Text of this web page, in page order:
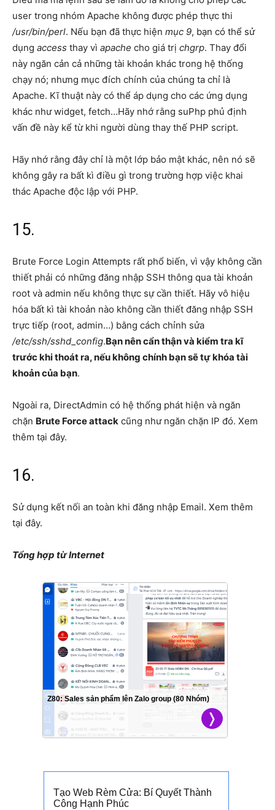
user trong nhóm Apache không được phép thực thi
/usr/bin/perl. Nếu bạn đã thực hiện mục 9, bạn có thể sử
dụng access thay vì apache cho giá trị chgrp. Thay đổi
này ngăn cản cả những tài khoản khác trong hệ thống
chạy nó; nhưng mục đích chính của chúng ta chỉ là
Apache. Kĩ thuật này có thể áp dụng cho các ứng dụng
khác như widget, fetch…Hãy nhớ rằng suPhp phủ định
vấn đề này kể từ khi người dùng thay thế PHP script.
Hãy nhớ rằng đây chỉ là một lớp bảo mật khác, nên nó sẽ
không gây ra bất kì điều gì trong trường hợp việc khai
thác Apache độc lập với PHP.
15.
Brute Force Login Attempts rất phổ biến, vì vậy không cần
thiết phải có những đăng nhập SSH thông qua tài khoản
root và admin nếu không thực sự cần thiết. Hãy vô hiệu
hóa bất kì tài khoản nào không cần thiết đăng nhập SSH
trực tiếp (root, admin…) bằng cách chỉnh sửa
/etc/ssh/sshd_config.Bạn nên cẩn thận và kiểm tra kĩ
trước khi thoát ra, nếu không chính bạn sẽ tự khóa tài
khoản của bạn.
Ngoài ra, DirectAdmin có hệ thống phát hiện và ngăn
chặn Brute Force attack cũng như ngăn chặn IP đó. Xem
thêm tại đây.
16.
Sử dụng kết nối an toàn khi đăng nhập Email. Xem thêm
tại đây.
Tổng hợp từ Internet